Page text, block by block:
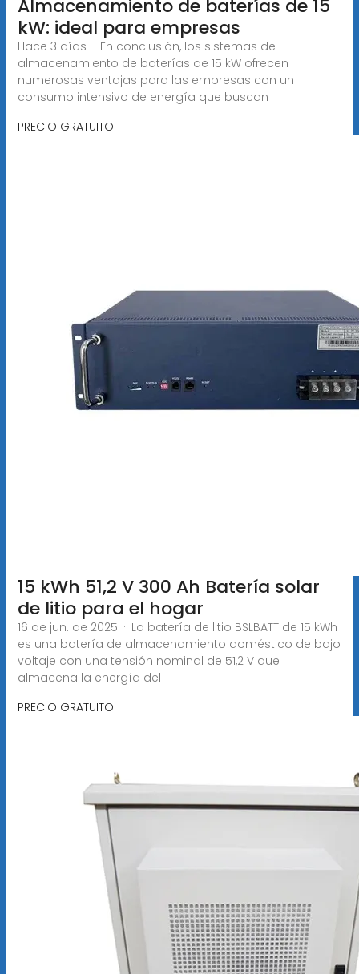
Almacenamiento de baterías de 15
kW: ideal para empresas
Hace 3 días · En conclusión, los sistemas de
almacenamiento de baterías de 15 kW ofrecen
numerosas ventajas para las empresas con un
consumo intensivo de energía que buscan
PRECIO GRATUITO
15 kWh 51,2 V 300 Ah Batería solar
de litio para el hogar
16 de jun. de 2025 · La batería de litio BSLBATT de 15 kWh
es una batería de almacenamiento doméstico de bajo
voltaje con una tensión nominal de 51,2 V que
almacena la energía del
PRECIO GRATUITO